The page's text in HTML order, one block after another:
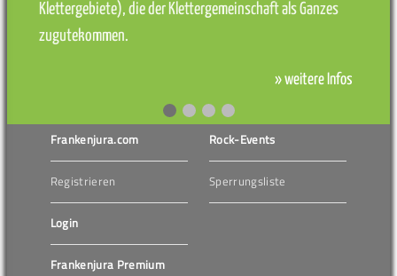
Klettergebiete), die der Klettergemeinschaft als Ganzes
zugutekommen.
» weitere Infos
Frankenjura.com
Registrieren
Login
Frankenjura Premium
Rock-Events
Sperrungsliste